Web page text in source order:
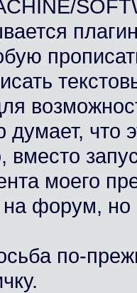
думает, что
вместо
моего
форум, но
по-